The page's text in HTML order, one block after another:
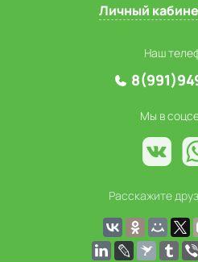
Личный
Наш
Мы в
Расскажите